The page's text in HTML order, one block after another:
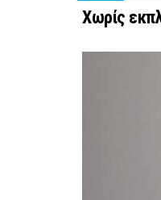
Χωρίς